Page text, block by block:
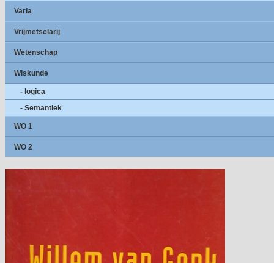
Varia
Vrijmetselarij
Wetenschap
Wiskunde
- logica
- Semantiek
WO 1
WO 2